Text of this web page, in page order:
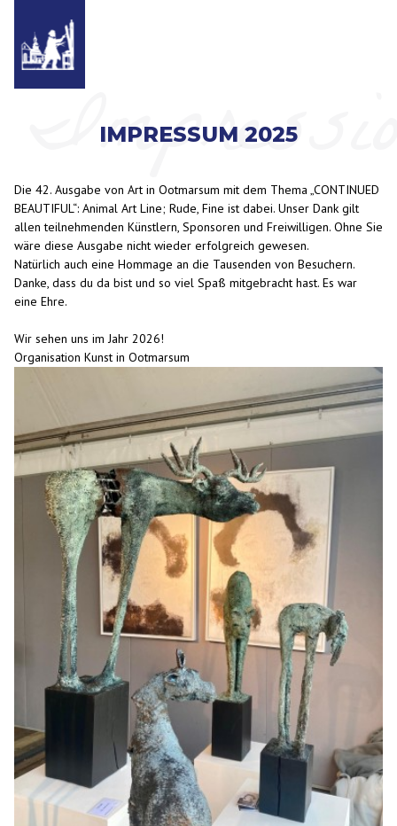
IMPRESSUM 2025
Die 42. Ausgabe von Art in Ootmarsum mit dem Thema „CONTINUED
BEAUTIFUL“: Animal Art Line; Rude, Fine ist dabei. Unser Dank gilt
allen teilnehmenden Künstlern, Sponsoren und Freiwilligen. Ohne Sie
wäre diese Ausgabe nicht wieder erfolgreich gewesen.
Natürlich auch eine Hommage an die Tausenden von Besuchern.
Danke, dass du da bist und so viel Spaß mitgebracht hast. Es war
eine Ehre.
Wir sehen uns im Jahr 2026!
Organisation Kunst in Ootmarsum